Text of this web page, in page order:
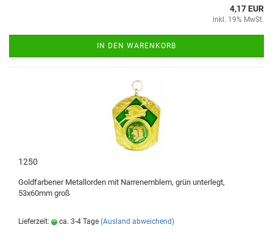
4,17 EUR
inkl. 19% MwSt.
IN DEN WARENKORB
1250
Goldfarbener Metallorden mit Narrenemblem, grün unterlegt,
53x60mm groß
Lieferzeit: ca. 3-4 Tage (Ausland abweichend)